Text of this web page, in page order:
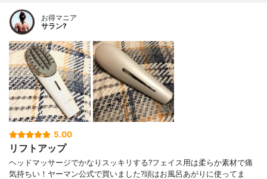
お得マニア
サラン?
5.00
リフトアップ
ヘッドマッサージでかなりスッキリする?フェイス用は柔らか素材で痛
気持ちい！ヤーマン公式で買いました?頭はお風呂あがりに使ってま